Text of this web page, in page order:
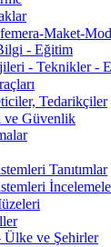
Maket-
- Eğitim
- Teknikler -
Tedarikçiler
Güvenlik
Tanıtımlar
Ülke ve Şehirler